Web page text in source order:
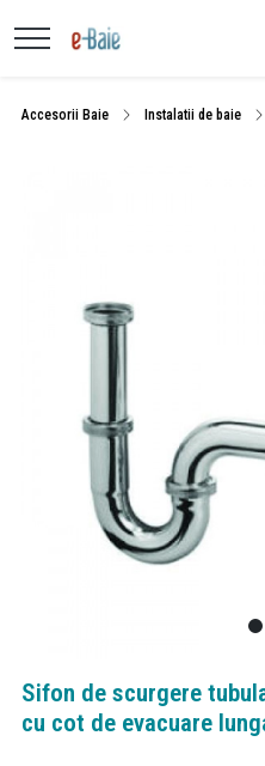
Accesorii Baie Instalatii de baie
Sifon de scurgere
cu cot de evacuare